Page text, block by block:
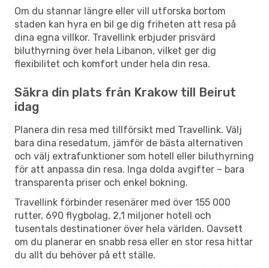
Om du stannar längre eller vill utforska bortom
staden kan hyra en bil ge dig friheten att resa på
dina egna villkor. Travellink erbjuder prisvärd
biluthyrning över hela Libanon, vilket ger dig
flexibilitet och komfort under hela din resa.
Säkra din plats från Krakow till Beirut
idag
Planera din resa med tillförsikt med Travellink. Välj
bara dina resedatum, jämför de bästa alternativen
och välj extrafunktioner som hotell eller biluthyrning
för att anpassa din resa. Inga dolda avgifter – bara
transparenta priser och enkel bokning.
Travellink förbinder resenärer med över 155 000
rutter, 690 flygbolag, 2,1 miljoner hotell och
tusentals destinationer över hela världen. Oavsett
om du planerar en snabb resa eller en stor resa hittar
du allt du behöver på ett ställe.